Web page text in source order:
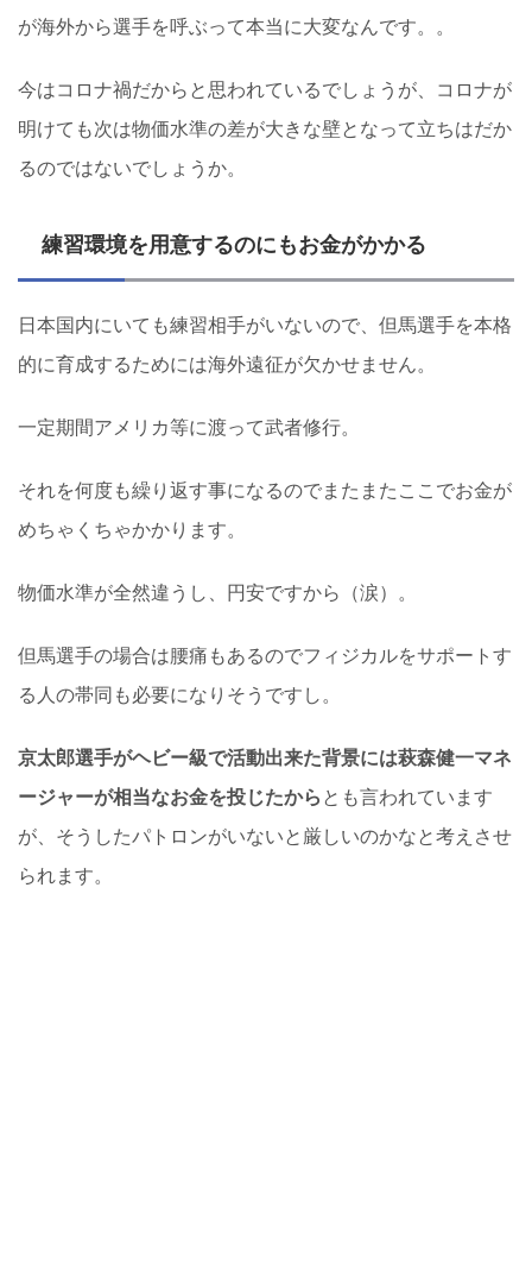
が海外から選手を呼ぶって本当に大変なんです。。
今はコロナ禍だからと思われているでしょうが、コロナが
明けても次は物価水準の差が大きな壁となって立ちはだか
るのではないでしょうか。
練習環境を用意するのにもお金がかかる
日本国内にいても練習相手がいないので、但馬選手を本格
的に育成するためには海外遠征が欠かせません。
一定期間アメリカ等に渡って武者修行。
それを何度も繰り返す事になるのでまたまたここでお金が
めちゃくちゃかかります。
物価水準が全然違うし、円安ですから（涙）。
但馬選手の場合は腰痛もあるのでフィジカルをサポートす
る人の帯同も必要になりそうですし。
京太郎選手がヘビー級で活動出来た背景には萩森健一マネ
ージャーが相当なお金を投じたから とも言われています
が、そうしたパトロンがいないと厳しいのかなと考えさせ
られます。